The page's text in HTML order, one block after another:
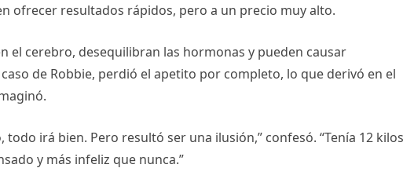
ofrecer resultados rápidos, pero a un precio muy alto.
el cerebro, desequilibran las hormonas y pueden causar
de Robbie, perdió el apetito por completo, lo que derivó en el
irá bien. Pero resultó ser una ilusión,” confesó. “Tenía 12 kilos
y más infeliz que nunca.”